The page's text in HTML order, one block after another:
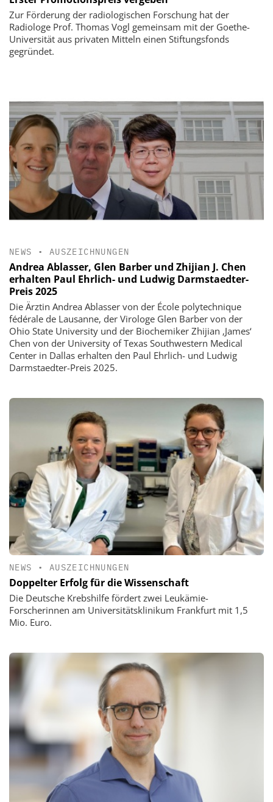
Zur Förderung der radiologischen Forschung hat der
Radiologe Prof. Thomas Vogl gemeinsam mit der Goethe-
Universität aus privaten Mitteln einen Stiftungsfonds
gegründet.
NEWS • AUSZEICHNUNGEN
Andrea Ablasser, Glen Barber und Zhijian J. Chen
erhalten Paul Ehrlich- und Ludwig Darmstaedter-
Preis 2025
Die Ärztin Andrea Ablasser von der École polytechnique
fédérale de Lausanne, der Virologe Glen Barber von der
Ohio State University und der Biochemiker Zhijian ‚James‘
Chen von der University of Texas Southwestern Medical
Center in Dallas erhalten den Paul Ehrlich- und Ludwig
Darmstaedter-Preis 2025.
NEWS • AUSZEICHNUNGEN
Doppelter Erfolg für die Wissenschaft
Die Deutsche Krebshilfe fördert zwei Leukämie-
Forscherinnen am Universitätsklinikum Frankfurt mit 1,5
Mio. Euro.